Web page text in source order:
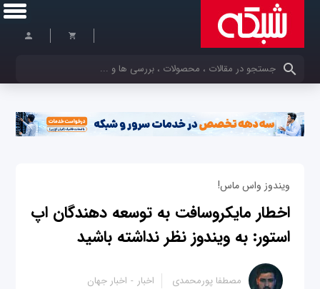
کلمات کلیدی خود را وارد کنید
ویندوز واس ماس!
اخطار مایکروسافت به توسعه دهندگان اپ
استور: به ویندوز نظر نداشته باشید
مصطفا پورمحمدی اخبار اخبار جهان